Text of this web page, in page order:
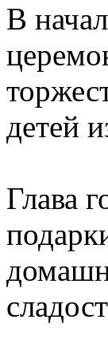
В
детей
Глава